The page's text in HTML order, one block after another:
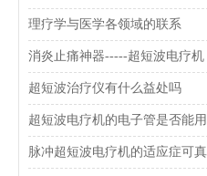
理疗学与医学各领域的联系
消炎止痛神器-----超短波电疗机
超短波治疗仪有什么益处吗
脉冲超短波电疗机的适应症可